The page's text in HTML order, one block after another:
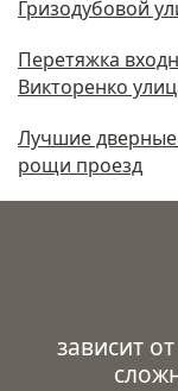
Гризодубовой
Перетяжка
Викторенко
Лучшие
рощи проезд
зависит